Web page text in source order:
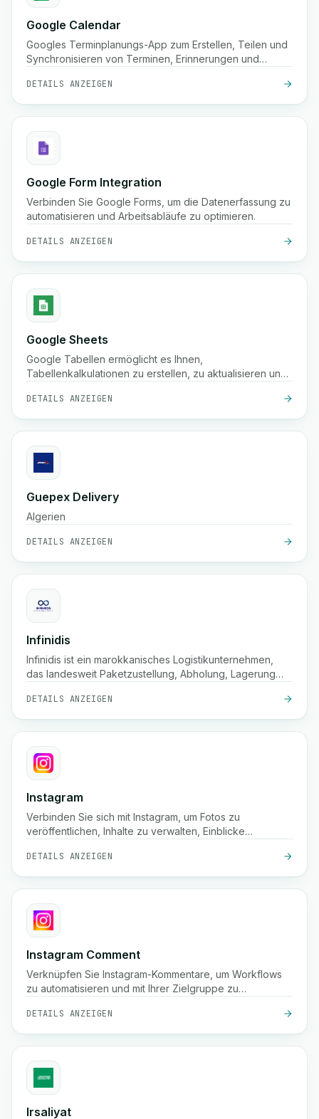
Google Calendar
Googles Terminplanungs-App zum Erstellen, Teilen und
Synchronisieren von Terminen, Erinnerungen und
DETAILS ANZEIGEN
Google Form Integration
Verbinden Sie Google Forms, um die Datenerfassung zu
automatisieren und Arbeitsabläufe zu optimieren.
DETAILS ANZEIGEN
Google Sheets
Google Tabellen ermöglicht es Ihnen,
Tabellenkalkulationen zu erstellen, zu aktualisieren und
und Informationen über Ihre Arbeitsabläufe hinweg zu
synchronisieren, um die Zusammenarbeit und die
Erkenntnisse zu verbessern.
DETAILS ANZEIGEN
Guepex Delivery
Algerien
DETAILS ANZEIGEN
Infinidis
Infinidis ist ein marokkanisches Logistikunternehmen,
das landesweit Paketzustellung, Abholung, Lagerung
Versandoptionen wie 24-Stunden-Lieferung und
Echtzeit-Tracking.
DETAILS ANZEIGEN
Instagram
Verbinden Sie sich mit Instagram, um Fotos zu
veröffentlichen, Inhalte zu verwalten, Einblicke
Instagram Graph API zu automatisieren.
DETAILS ANZEIGEN
Instagram Comment
Verknüpfen Sie Instagram-Kommentare, um Workflows
zu automatisieren und mit Ihrer Zielgruppe zu
DETAILS ANZEIGEN
Irsaliyat